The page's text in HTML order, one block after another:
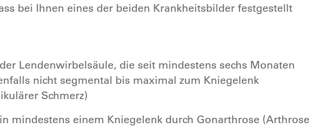
bei Ihnen eines der beiden Krankheitsbilder festgestellt
Lendenwirbelsäule, die seit mindestens sechs Monaten
nicht segmental bis maximal zum Kniegelenk
Schmerz)
mindestens einem Kniegelenk durch Gonarthrose (Arthrose